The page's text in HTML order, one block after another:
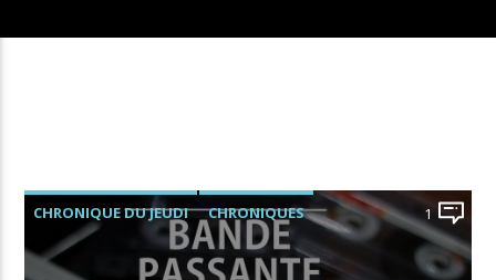
CHRONIQUE DU JEUDI
CHRONIQUES
LES ÉMISSIONS
1